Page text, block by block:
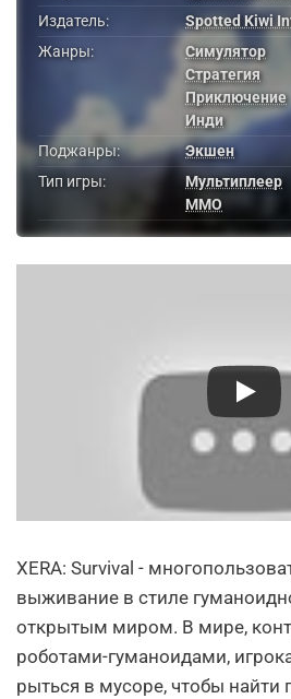
Издатель:
Spotted Kiwi
Жанры:
Симулятор
Стратегия
Приключение
Инди
Поджанры:
Экшен
Тип игры:
Мультиплеер
MMO
XERA: Survival -
выживание в стиле
открытым миром. В мире,
роботами-гуманоидами,
рыться в мусоре, чтобы найти